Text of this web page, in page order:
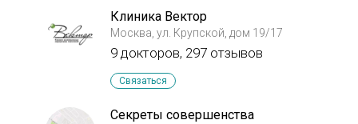
Клиника Вектор
Москва, ул. Крупской, дом 19/17
9 докторов, 297 отзывов
Связаться
Секреты совершенства